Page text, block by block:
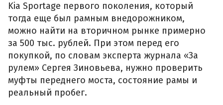
Kia Sportage первого поколения, который
тогда еще был рамным внедорожником,
можно найти на вторичном рынке примерно
за 500 тыс. рублей. При этом перед его
покупкой, по словам эксперта журнала «За
рулем» Сергея Зиновьева, нужно проверить
муфты переднего моста, состояние рамы и
реальный пробег.